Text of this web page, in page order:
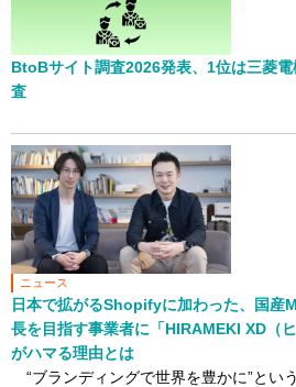
BtoBサイト調査2026発表、1位は三菱
査
ニュース
日本で拡がるShopifyに加わった、国産
長を目指す事業者に「HIRAMEKI XD（
がハマる理由とは
“ブランディングで世界を豊かに”とい